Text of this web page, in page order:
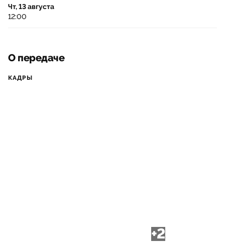
Чт, 13 августа
12:00
О передаче
КАДРЫ
+2